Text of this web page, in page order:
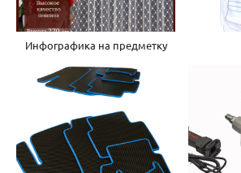
Инфографика на предметку